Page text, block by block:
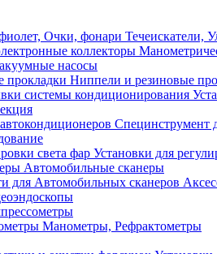
Течеискатели,
насосы
Ниппели и резиновые
Специнструмент
Установки для
Автомобильные сканеры
Манометры, Рефрактометры